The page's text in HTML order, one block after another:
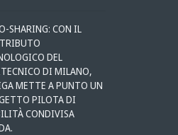
SHARING: CON IL
DEL
DI MILANO,
METTE A PUNTO UN
PILOTA DI
CONDIVISA